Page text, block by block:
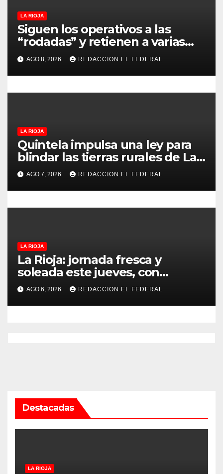
n
t
r
a
d
s
LA RIOJA
Siguen los operativos a las
“rodadas” y retienen a varias
motocicletas
AGO 8, 2026 REDACCION EL FEDERAL
LA RIOJA
Quintela impulsa una ley para
blindar las tierras rurales de La
Rioja: cuáles son los principales
puntos
AGO 7, 2026 REDACCION EL FEDERAL
LA RIOJA
La Rioja: jornada fresca y
soleada este jueves, con
temperaturas estables para el
viernes
AGO 6, 2026 REDACCION EL FEDERAL
Destacadas
LA RIOJA